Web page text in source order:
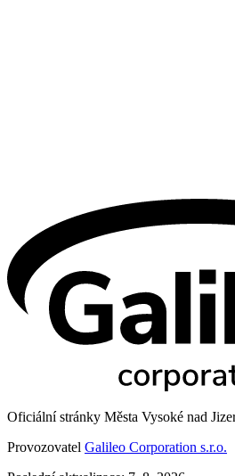
Oficiální stránky Města Vysoké nad
Provozovatel Galileo Corporation s.r.o.